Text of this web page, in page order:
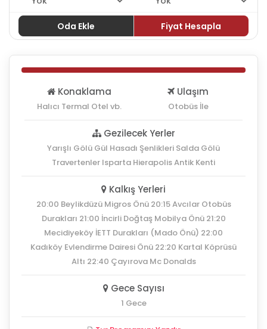
Oda Ekle Fiyat Hesapla
Konaklama
Halıcı Termal Otel vb.
Ulaşım
Otobüs İle
Gezilecek Yerler
Yarışlı Gölü Gül Hasadı Şenlikleri Salda Gölü
Travertenler Isparta Hierapolis Antik Kenti
Kalkış Yerleri
20:00 Beylikdüzü Migros Önü 20:15 Avcılar Otobüs
Durakları 21:00 İncirli Doğtaş Mobilya Önü 21:20
Mecidiyeköy İETT Durakları (Mado Önü) 22:00
Kadıköy Evlendirme Dairesi Önü 22:20 Kartal Köprüsü
Altı 22:40 Çayırova Mc Donalds
Gece Sayısı
1 Gece